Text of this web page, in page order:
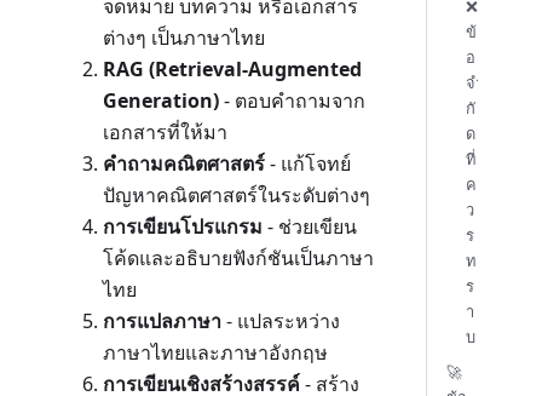
จดหมาย บทความ หรือเอกสาร
ต่างๆ เป็นภาษาไทย
RAG (Retrieval-Augmented
Generation)- ตอบคำถามจาก
เอกสารที่ให้มา
คำถามคณิตศาสตร์- แก้โจทย์
ปัญหาคณิตศาสตร์ในระดับต่างๆ
การเขียนโปรแกรม - ช่วยเขียน
โค้ดและอธิบายฟังก์ชันเป็นภาษา
ไทย
การแปลภาษา- แปลระหว่าง
ภาษาไทยและภาษาอังกฤษ
การเขียนเชิงสร้างสรรค์- สร้าง
❌
ข้
อ
จำ
กั
ด
ที่
ค
ว
ร
ท
ร
า
บ
🚀